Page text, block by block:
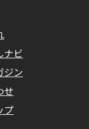
ナビ
ジン
せ
プ